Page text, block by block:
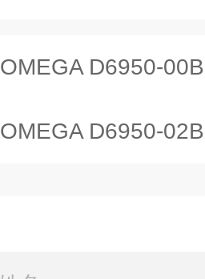
OMEGA D6950-00BEndo-
OMEGA D6950-02BEndo-